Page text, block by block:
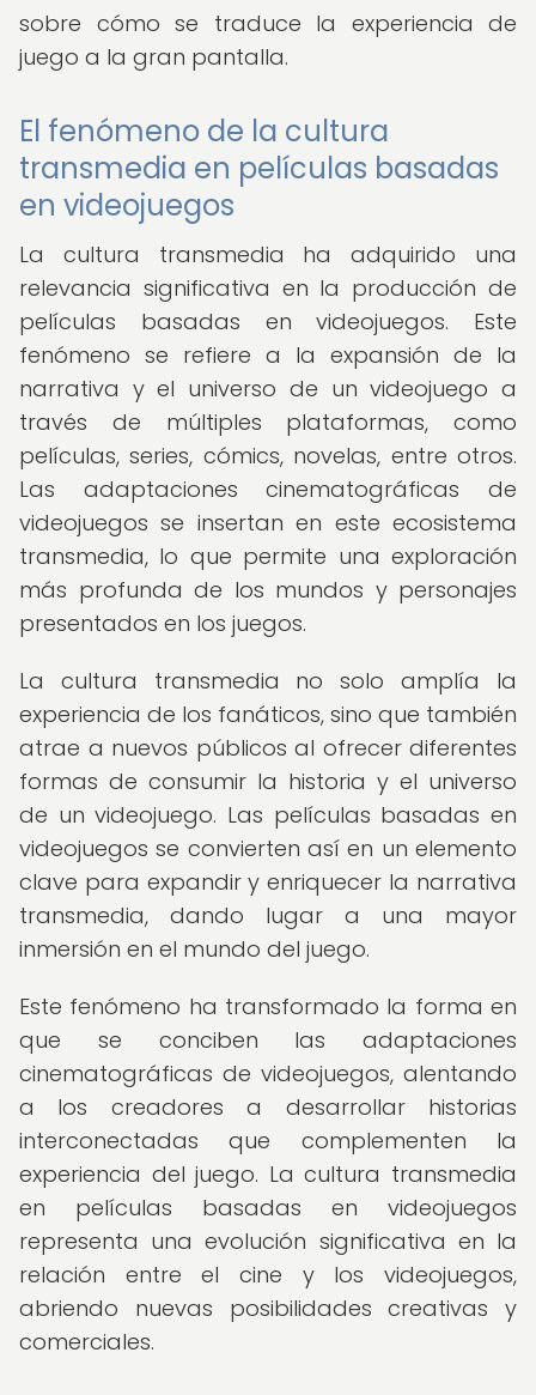
sobre cómo se traduce la experiencia de
juego a la gran pantalla.
El fenómeno de la cultura
transmedia en películas basadas
en videojuegos
La cultura transmedia ha adquirido una
relevancia significativa en la producción de
películas basadas en videojuegos. Este
fenómeno se refiere a la expansión de la
narrativa y el universo de un videojuego a
través de múltiples plataformas, como
películas, series, cómics, novelas, entre otros.
Las adaptaciones cinematográficas de
videojuegos se insertan en este ecosistema
transmedia, lo que permite una exploración
más profunda de los mundos y personajes
presentados en los juegos.
La cultura transmedia no solo amplía la
experiencia de los fanáticos, sino que también
atrae a nuevos públicos al ofrecer diferentes
formas de consumir la historia y el universo
de un videojuego. Las películas basadas en
videojuegos se convierten así en un elemento
clave para expandir y enriquecer la narrativa
transmedia, dando lugar a una mayor
inmersión en el mundo del juego.
Este fenómeno ha transformado la forma en
que se conciben las adaptaciones
cinematográficas de videojuegos, alentando
a los creadores a desarrollar historias
interconectadas que complementen la
experiencia del juego. La cultura transmedia
en películas basadas en videojuegos
representa una evolución significativa en la
relación entre el cine y los videojuegos,
abriendo nuevas posibilidades creativas y
comerciales.